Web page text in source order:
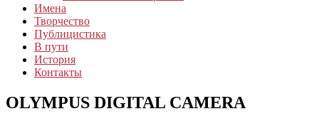
Имена
Творчество
Публицистика
В пути
История
Контакты
OLYMPUS DIGITAL CAMERA